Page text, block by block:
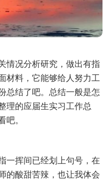
情况分析研究，做出有指
材料，它能够给人努力工
总结了吧。总结一般是怎
理的应届生实习工作总
吧。
一挥间已经划上句号，在
的酸甜苦辣，也让我体会